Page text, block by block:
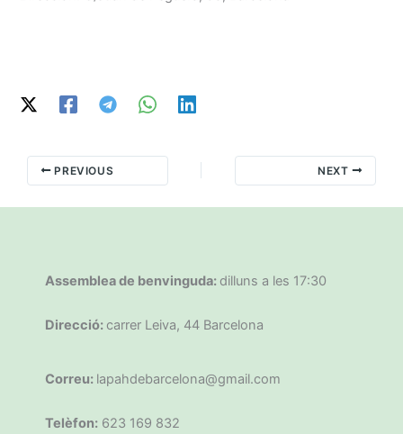
PREVIOUS NEXT
Assemblea de benvinguda: dilluns a les 17:30
Direcció: carrer Leiva, 44 Barcelona
Correu: lapahdebarcelona@gmail.com
Telèfon: 623 169 832